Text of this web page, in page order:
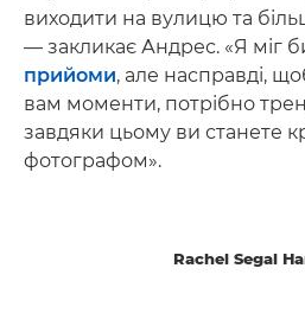
виходити на вулицю та
— закликає Андрес. «Я міг
прийоми, але насправді,
вам моменти, потрібно
завдяки цьому ви станете
фотографом».
Rachel Segal